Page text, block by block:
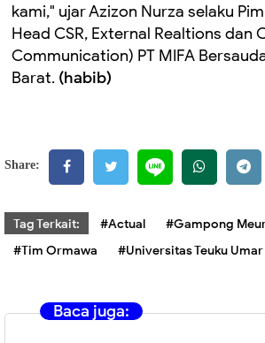
kami," ujar Azizon Nurza selaku
Head CSR, External Realtions dan
Communication) PT MIFA
Barat. (habib)
Share:
Tag Terkait: #Actual
#Gampong
#Tim Ormawa
#Universitas Teuku Umar
Baca juga: